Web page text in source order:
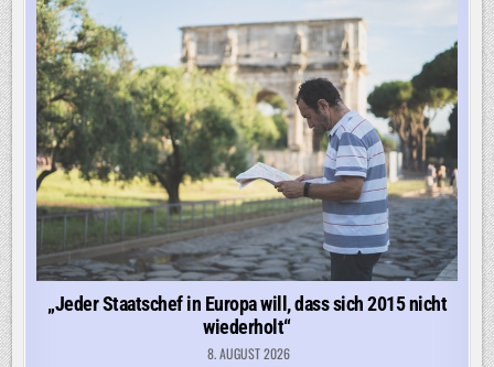
FREI
SPRICHT
KOOPERATIONSVERBOT
MIT
AFD
AUS
„Jeder Staatschef in Europa will, dass sich 2015 nicht
wiederholt“
8. AUGUST 2026